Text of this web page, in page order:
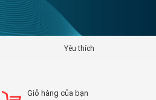
Yêu thích
Giỏ hàng của bạn